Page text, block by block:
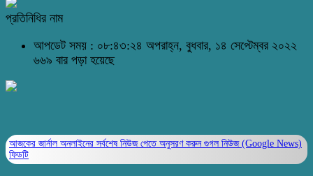
প্রতিনিধির নাম
আপডেট সময় : ০৮:৪৩:২৪ অপরাহ্ন, বুধবার, ১৪ সেপ্টেম্বর ২০২২
৬৬৯ বার পড়া হয়েছে
আজকের জার্নাল অনলাইনের সর্বশেষ নিউজ পেতে অনুসরণ করুন গুগল নিউজ (Google News)
ফিডটি